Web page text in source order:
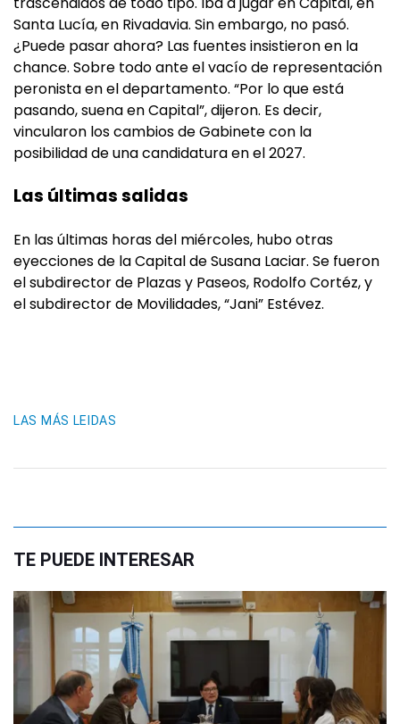
Santa Lucía, en Rivadavia. Sin embargo, no pasó.
¿Puede pasar ahora? Las fuentes insistieron en la
chance. Sobre todo ante el vacío de representación
peronista en el departamento. “Por lo que está
pasando, suena en Capital”, dijeron. Es decir,
vincularon los cambios de Gabinete con la
posibilidad de una candidatura en el 2027.
Las últimas salidas
En las últimas horas del miércoles, hubo otras
eyecciones de la Capital de Susana Laciar. Se fueron
el subdirector de Plazas y Paseos, Rodolfo Cortéz, y
el subdirector de Movilidades, “Jani” Estévez.
LAS MÁS LEIDAS
TE PUEDE INTERESAR